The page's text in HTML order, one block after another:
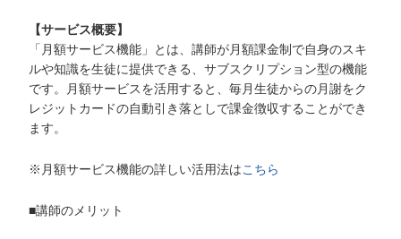
【サービス概要】
「月額サービス機能」とは、講師が月額課金制で自身のスキ
ルや知識を生徒に提供できる、サブスクリプション型の機能
です。月額サービスを活用すると、毎月生徒からの月謝をク
レジットカードの自動引き落としで課金徴収することができ
ます。
※月額サービス機能の詳しい活用法はこちら
■講師のメリット